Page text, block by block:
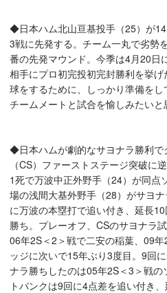
◆日本ハム北山亘基投手（25）が
3戦に先発する。チーム一丸で劣勢
番の先発マウンド。今季は4月20日
相手にプロ初完投初完封勝利を挙
球をするために、しっかり準備をし
チームメートと試合を愉しみたいと
◆日本ハムが劇的なサヨナラ勝利で
（CS）ファーストステージ突破に
1死で万波中正外野手（24）が同点
場の浅間大基外野手（28）がサヨ
に万波の本塁打で追い付き、延長
勝ち。プレーオフ、CSのサヨナラ
06年2S＜2＞戦で二安の稲葉、09
ッジに次いで15年ぶり3度目。9回
ナラ勝ちしたのは05年2S＜3＞戦
トバンクは9回に4点差を追い付き